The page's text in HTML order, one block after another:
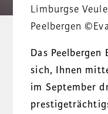
Limburgse
Peelbergen
Das
sich, Ihnen
im September